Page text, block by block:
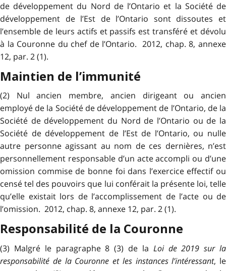
de développement du Nord de l’Ontario et la Société de
développement de l’Est de l’Ontario sont dissoutes et
l’ensemble de leurs actifs et passifs est transféré et dévolu
à la Couronne du chef de l’Ontario. 2012, chap. 8, annexe
12, par. 2 (1).
Maintien de l’immunité
(2) Nul ancien membre, ancien dirigeant ou ancien
employé de la Société de développement de l’Ontario, de la
Société de développement du Nord de l’Ontario ou de la
Société de développement de l’Est de l’Ontario, ou nulle
autre personne agissant au nom de ces dernières, n’est
personnellement responsable d’un acte accompli ou d’une
omission commise de bonne foi dans l’exercice effectif ou
censé tel des pouvoirs que lui conférait la présente loi, telle
qu’elle existait lors de l’accomplissement de l’acte ou de
l’omission. 2012, chap. 8, annexe 12, par. 2 (1).
Responsabilité de la Couronne
(3) Malgré le paragraphe 8 (3) de la Loi de 2019 sur la
responsabilité de la Couronne et les instances l’intéressant, le